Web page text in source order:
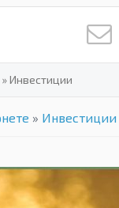
»Инвестиции
» Инвестиции